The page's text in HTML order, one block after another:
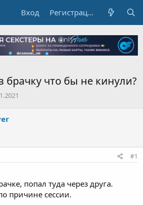
Вход Регистрация
брачку что бы не кинули?
#1
попал туда через друга.
причине сессии.